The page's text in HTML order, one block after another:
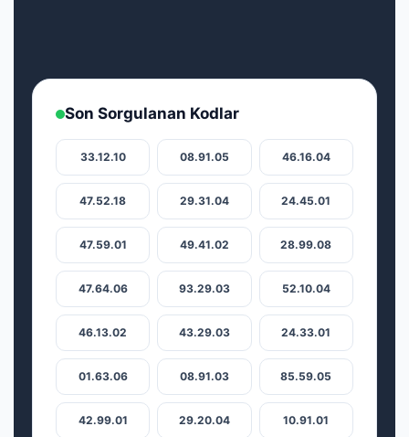
Son Sorgulanan Kodlar
33.12.10 08.91.05 46.16.04
47.52.18 29.31.04 24.45.01
47.59.01 49.41.02 28.99.08
47.64.06 93.29.03 52.10.04
46.13.02 43.29.03 24.33.01
01.63.06 08.91.03 85.59.05
42.99.01 29.20.04 10.91.01